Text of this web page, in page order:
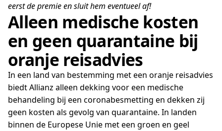
eerst de premie en sluit hem eventueel af!
Alleen medische kosten
en geen quarantaine bij
oranje reisadvies
In een land van bestemming met een oranje reisadvies
biedt Allianz alleen dekking voor een medische
behandeling bij een coronabesmetting en dekken zij
geen kosten als gevolg van quarantaine. In landen
binnen de Europese Unie met een groen en geel